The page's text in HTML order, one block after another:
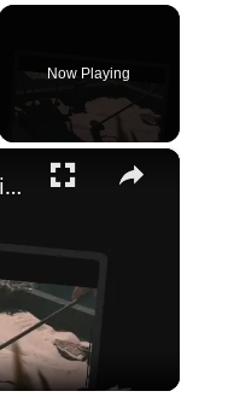
Now Playing
×
¡Descubre el significado de soñar con acurrucarse y desbloquea los secretos de tus sueños!